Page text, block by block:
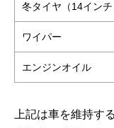
冬タイヤ（14インチ
ワイパー
エンジンオイル
上記は車を維持す